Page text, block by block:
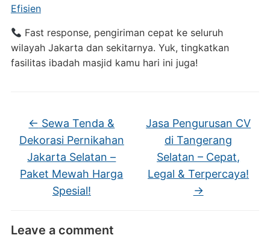
Efisien
Fast response, pengirimancepat ke seluruh
wilayah Jakarta dan sekitarnya. Yuk, tingkatkan
fasilitas ibadah masjid kamu hari ini juga!
← Sewa Tenda &
Dekorasi Pernikahan
Jakarta Selatan –
Paket Mewah Harga
Spesial!
Jasa Pengurusan CV
di Tangerang
Selatan – Cepat,
Legal & Terpercaya!
→
Leave a comment